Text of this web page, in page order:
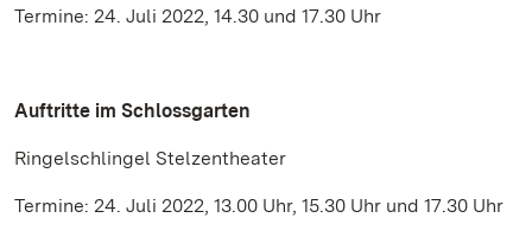
Termine: 24. Juli 2022, 14.30 und 17.30 Uhr
Auftritte im Schlossgarten
Ringelschlingel Stelzentheater
Termine: 24. Juli 2022, 13.00 Uhr, 15.30 Uhr und 17.30 Uhr